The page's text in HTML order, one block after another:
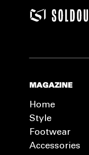
MAGAZINE
Home
Style
Footwear
Accessories